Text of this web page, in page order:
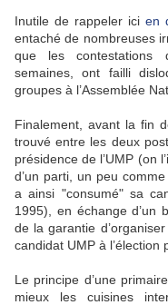
Inutile de rappeler icien
entaché de nombreuses
que les contestations
semaines, ont failli
groupes à l’Assemblée
Finalement, avant la fin
trouvé entre les deux
présidence de l’UMP (on
d’un parti, un peu comme
a ainsi "consumé" sa
1995), en échange d’un
de la garantie
candidat UMP à l’élection
Le principe d’une
mieux les cuisines